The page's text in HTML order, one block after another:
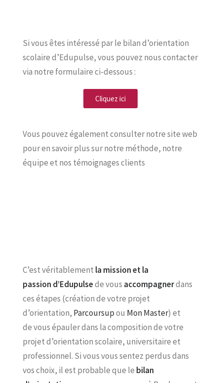
Si vous êtes intéressé par le bilan d’orientation
scolaire d’Edupulse, vous pouvez nous contacter
via notre formulaire ci-dessous :
Cliquez ici
Vous pouvez également consulter notre site web
pour en savoir plus sur notre méthode, notre
équipe et nos témoignages clients
C’est véritablement la mission et la
passion d’Edupulsede vous accompagnerdans
ces étapes (création de votre projet
d’orientation, Parcoursupou Mon Master) et
de vous épauler dans la composition de votre
projet d’orientation scolaire, universitaire et
professionnel. Si vous vous sentez perdus dans
vos choix, il est probable que le bilan